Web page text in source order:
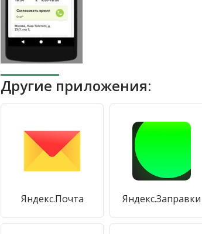
Другие приложения:
Яндекс.Почта Яндекс.Заправки